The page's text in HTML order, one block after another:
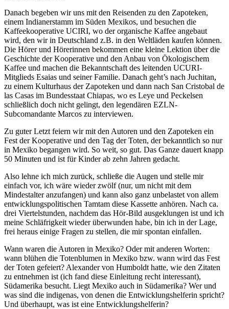
Danach begeben wir uns mit den Reisenden zu den Zapoteken,
einem Indianerstamm im Süden Mexikos, und besuchen die
Kaffeekooperative UCIRI, wo der organische Kaffee angebaut
wird, den wir in Deutschland z.B. in den Weltläden kaufen können.
Die Hörer und Hörerinnen bekommen eine kleine Lektion über die
Geschichte der Kooperative und den Anbau von Ökologischem
Kaffee und machen die Bekanntschaft des leitenden UCURI-
Mitglieds Esaias und seiner Familie. Danach geht’s nach Juchitan,
zu einem Kulturhaus der Zapoteken und dann nach San Cristobal de
las Casas im Bundesstaat Chiapas, wo es Leye und Peckelsen
schließlich doch nicht gelingt, den legendären EZLN-
Subcomandante Marcos zu interviewen.
Zu guter Letzt feiern wir mit den Autoren und den Zapoteken ein
Fest der Kooperative und den Tag der Toten, der bekanntlich so nur
in Mexiko begangen wird. So weit, so gut. Das Ganze dauert knapp
50 Minuten und ist für Kinder ab zehn Jahren gedacht.
Also lehne ich mich zurück, schließe die Augen und stelle mir
einfach vor, ich wäre wieder zwölf (nur, um nicht mit dem
Mindestalter anzufangen) und kann also ganz unbelastet von allem
entwicklungspolitischen Tamtam diese Kassette anhören. Nach ca.
drei Viertelstunden, nachdem das Hör-Bild ausgeklungen ist und ich
meine Schläfrigkeit wieder überwunden habe, bin ich in der Lage,
frei heraus einige Fragen zu stellen, die mir spontan einfallen.
Wann waren die Autoren in Mexiko? Oder mit anderen Worten:
wann blühen die Totenblumen in Mexiko bzw. wann wird das Fest
der Toten gefeiert? Alexander von Humboldt hatte, wie den Zitaten
zu entnehmen ist (ich fand diese Einleitung recht interessant),
Südamerika besucht. Liegt Mexiko auch in Südamerika? Wer und
was sind die indigenas, von denen die Entwicklungshelferin spricht?
Und überhaupt, was ist eine Entwicklungshelferin?